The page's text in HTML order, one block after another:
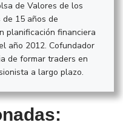
de Valores de los
de 15 años de
planificación financiera
año 2012. Cofundador
de formar traders en
a largo plazo.